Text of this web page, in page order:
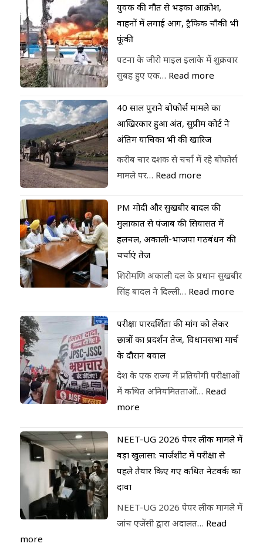
युवक की मौत से भड़का आक्रोश,
वाहनों में लगाई आग, ट्रैफिक चौकी भी
फूंकी
पटना के जीरो माइल इलाके में शुक्रवार
सुबह हुए एक… Read more
40 साल पुराने बोफोर्स मामले का
आखिरकार हुआ अंत, सुप्रीम कोर्ट ने
अंतिम याचिका भी की खारिज
करीब चार दशक से चर्चा में रहे बोफोर्स
मामले पर… Read more
PM मोदी और सुखबीर बादल की
मुलाकात से पंजाब की सियासत में
हलचल, अकाली-भाजपा गठबंधन की
चर्चाएं तेज
शिरोमणि अकाली दल के प्रधान सुखबीर
सिंह बादल ने दिल्ली… Read more
परीक्षा पारदर्शिता की मांग को लेकर
छात्रों का प्रदर्शन तेज, विधानसभा मार्च
के दौरान बवाल
देश के एक राज्य में प्रतियोगी परीक्षाओं
में कथित अनियमितताओं… Read
more
NEET-UG 2026 पेपर लीक मामले में
बड़ा खुलासा: चार्जशीट में परीक्षा से
पहले तैयार किए गए कथित नेटवर्क का
दावा
NEET-UG 2026 पेपर लीक मामले में
जांच एजेंसी द्वारा अदालत… Read
more